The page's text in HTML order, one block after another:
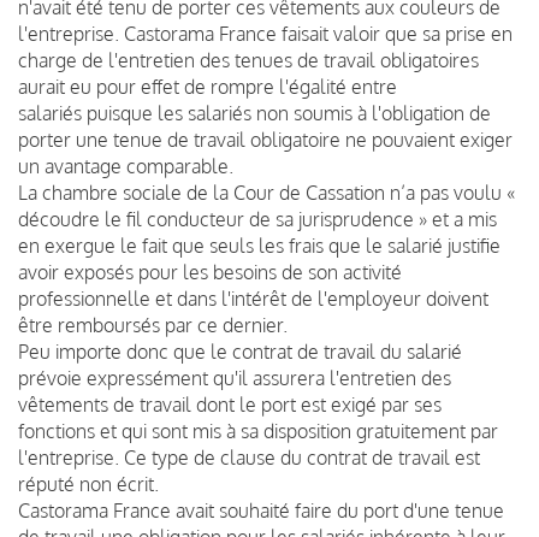
n'avait été tenu de porter ces vêtements aux couleurs de
l'entreprise. Castorama France faisait valoir que sa prise en
charge de l'entretien des tenues de travail obligatoires
aurait eu pour effet de rompre l'égalité entre
salariés puisque les salariés non soumis à l'obligation de
porter une tenue de travail obligatoire ne pouvaient exiger
un avantage comparable.
La chambre sociale de la Cour de Cassation n’a pas voulu «
découdre le fil conducteur de sa jurisprudence » et a mis
en exergue le fait que seuls les frais que le salarié justifie
avoir exposés pour les besoins de son activité
professionnelle et dans l'intérêt de l'employeur doivent
être remboursés par ce dernier.
Peu importe donc que le contrat de travail du salarié
prévoie expressément qu'il assurera l'entretien des
vêtements de travail dont le port est exigé par ses
fonctions et qui sont mis à sa disposition gratuitement par
l'entreprise. Ce type de clause du contrat de travail est
réputé non écrit.
Castorama France avait souhaité faire du port d'une tenue